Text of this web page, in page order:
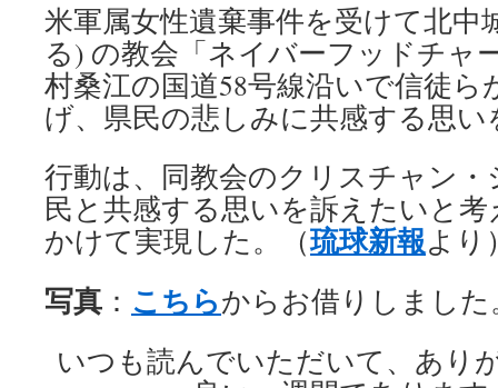
米軍属女性遺棄事件を受けて北中
る) の教会「ネイバーフッドチャ
村桑江の国道58号線沿いで信徒
げ、県民の悲しみに共感する思い
行動は、同教会のクリスチャン
民と共感する思いを訴えたいと
かけて実現した。（琉球新報より
写真 ： こちらからお借りしました
いつも読んでいただいて、あり